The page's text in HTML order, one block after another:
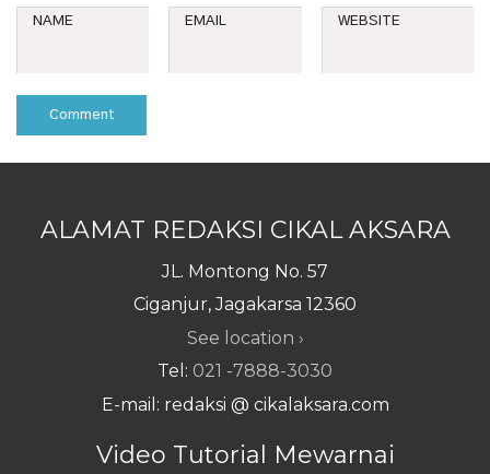
NAME EMAIL WEBSITE
ALAMAT REDAKSI CIKAL AKSARA
JL. Montong No. 57
Ciganjur, Jagakarsa 12360
See location ›
Tel: 021 -7888-3030
E-mail: redaksi @ cikalaksara.com
Video Tutorial Mewarnai